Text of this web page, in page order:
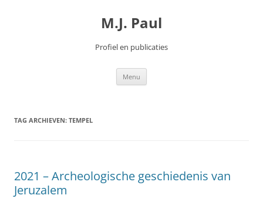
M.J. Paul
Profiel en publicaties
Menu
TAG ARCHIEVEN: TEMPEL
2021 – Archeologische geschiedenis van
Jeruzalem